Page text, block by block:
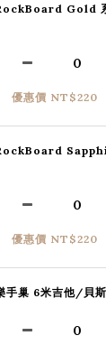
Gold
優惠價 NT$220
優惠價 NT$220
手巢 6米吉他/貝